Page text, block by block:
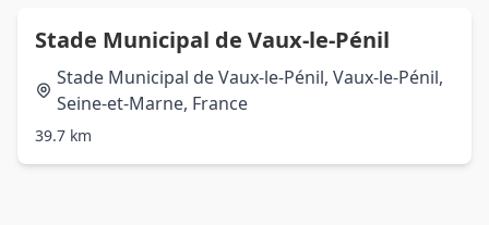
Stade Municipal de Vaux-le-Pénil
Stade Municipal de Vaux-le-Pénil, Vaux-le-Pénil,
Seine-et-Marne, France
39.7 km